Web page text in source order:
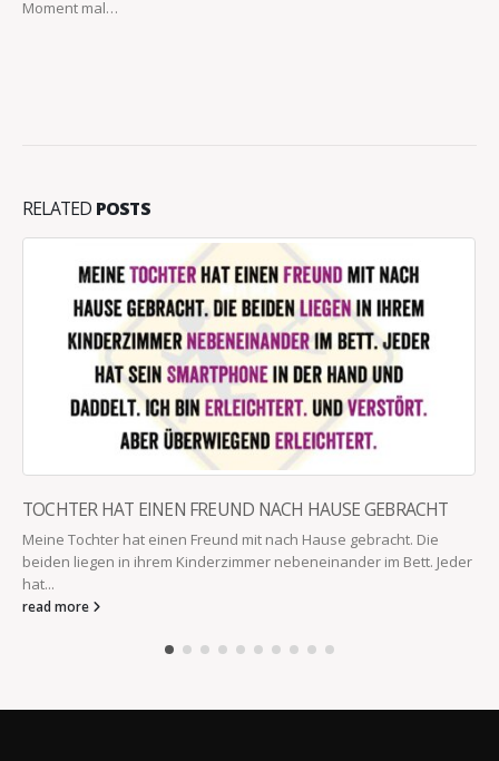
Moment mal…
RELATED POSTS
HAUSE GEBRACHT
Hause gebracht. Die
im Bett. Jeder